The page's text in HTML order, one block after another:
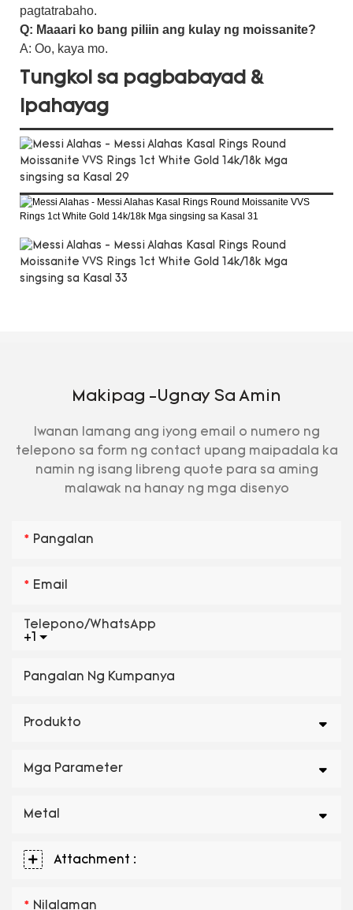
pagtatrabaho.
Q: Maaari ko bang piliin ang kulay ng moissanite?
A: Oo, kaya mo.
Tungkol sa pagbabayad &
Ipahayag
Makipag -ugnay Sa Amin
Iwanan lamang ang iyong email o numero ng
telepono sa form ng contact upang maipadala ka
namin ng isang libreng quote para sa aming
malawak na hanay ng mga disenyo
Pangalan
Email
+1
Telepono/WhatsApp
Pangalan Ng Kumpanya
Produkto
Mga Parameter
Metal
Attachment :
Nilalaman